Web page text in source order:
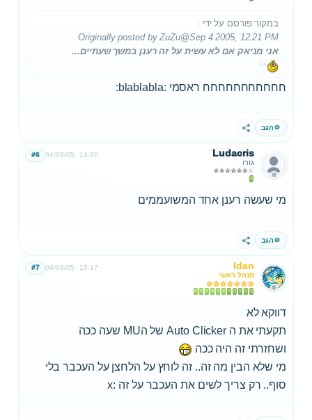
במקור פורסם על ידי :
Originally posted by ZuZu@Sep 4 2005, 12:21 PM
אני מניאק אם לא עשית על זה רענן במשך שעתיים...
חחחחחחחחחחח ראסמי :blablabla:
הגב שתף
Ludacris
גורו
04/09/05 14:20
#6
מי שעשה רענן אחד המשועממים
הגב שתף
Idan
מנהל ראשי
04/09/05 15:17
#7
דווקא לא
תקעתי את ה Auto Clicker של הMU שעה ככה
ושחזרתי זה היה ככה
מי שלא הבין מה זה.. זה לוחץ על הלחצן על העכבר בלי
סוף.. רק צריך לשים את העכבר על זה :x